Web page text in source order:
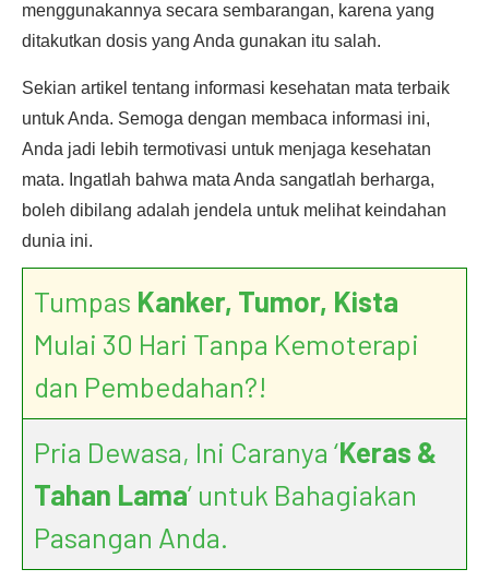
menggunakannya secara sembarangan, karena yang
ditakutkan dosis yang Anda gunakan itu salah.
Sekian artikel tentang informasi kesehatan mata terbaik
untuk Anda. Semoga dengan membaca informasi ini,
Anda jadi lebih termotivasi untuk menjaga kesehatan
mata. Ingatlah bahwa mata Anda sangatlah berharga,
boleh dibilang adalah jendela untuk melihat keindahan
dunia ini.
Tumpas Kanker, Tumor, Kista
Mulai 30 Hari Tanpa Kemoterapi
dan Pembedahan?!
Pria Dewasa, Ini Caranya ‘Keras &
Tahan Lama’ untuk Bahagiakan
Pasangan Anda.